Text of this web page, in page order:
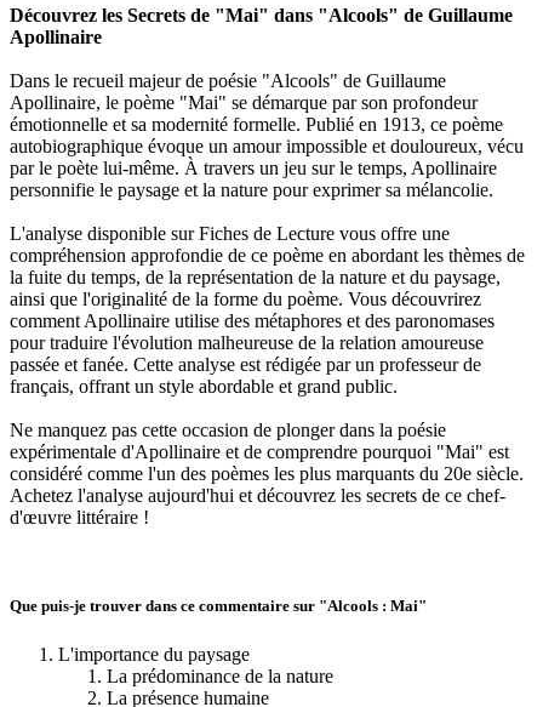
Découvrez les Secrets de "Mai" dans "Alcools" de Guillaume
Apollinaire
Dans le recueil majeur de poésie "Alcools" de Guillaume
Apollinaire, le poème "Mai" se démarque par son profondeur
émotionnelle et sa modernité formelle. Publié en 1913, ce poème
autobiographique évoque un amour impossible et douloureux, vécu
par le poète lui-même. À travers un jeu sur le temps, Apollinaire
personnifie le paysage et la nature pour exprimer sa mélancolie.
L'analyse disponible sur Fiches de Lecture vous offre une
compréhension approfondie de ce poème en abordant les thèmes de
la fuite du temps, de la représentation de la nature et du paysage,
ainsi que l'originalité de la forme du poème. Vous découvrirez
comment Apollinaire utilise des métaphores et des paronomases
pour traduire l'évolution malheureuse de la relation amoureuse
passée et fanée. Cette analyse est rédigée par un professeur de
français, offrant un style abordable et grand public.
Ne manquez pas cette occasion de plonger dans la poésie
expérimentale d'Apollinaire et de comprendre pourquoi "Mai" est
considéré comme l'un des poèmes les plus marquants du 20e siècle.
Achetez l'analyse aujourd'hui et découvrez les secrets de ce chef-
d'œuvre littéraire !
Que puis-je trouver dans ce commentaire sur "Alcools : Mai"
L'importance du paysage
La prédominance de la nature
La présence humaine